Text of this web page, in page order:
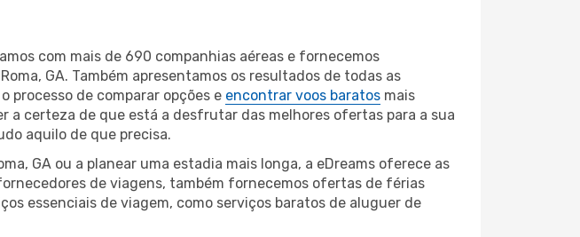
com mais de 690 companhias aéreas e fornecemos
GA. Também apresentamos os resultados de todas as
processo de comparar opções e encontrar voos baratos mais
a certeza de que está a desfrutar das melhores ofertas para a sua
aquilo de que precisa.
GA ou a planear uma estadia mais longa, a eDreams oferece as
de viagens, também fornecemos ofertas de férias
essenciais de viagem, como serviços baratos de aluguer de